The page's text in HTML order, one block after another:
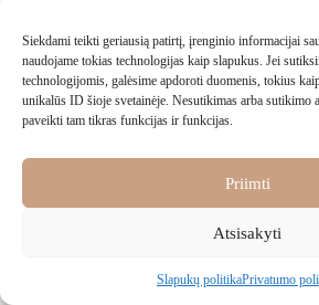
Siekdami teikti geriausią patirtį, įrenginio informacijai
naudojame tokias technologijas kaip slapukus. Jei
technologijomis, galėsime apdoroti duomenis, tokius
unikalūs ID šioje svetainėje. Nesutikimas arba sutikimo
paveikti tam tikras funkcijas ir funkcijas.
Priimti
Atsisakyti
Slapukų politikaPrivatumo
Grąžinimo taisyklės
Pirkimo – pardavimo taisyklės